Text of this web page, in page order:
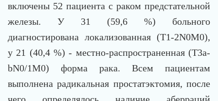
включены 52 пациента с раком предстательной
железы. У 31 (59,6 %) больного
диагностирована локализованная (T1-2N0M0),
у 21 (40,4 %) - местно-распространенная (T3a-
bN0/1M0) форма рака. Всем пациентам
выполнена радикальная простатэктомия, после